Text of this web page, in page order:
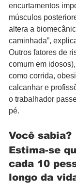
encurtamentos
músculos
altera a
caminhada”,
Outros fatores de
comum em
como corrida,
calcanhar e
o trabalhador
pé.
Você sabia?
Estima-se
cada 10
longo da